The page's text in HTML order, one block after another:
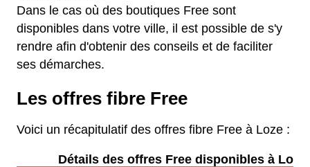
Dans le cas où des boutiques Free sont
disponibles dans votre ville, il est possible de s'y
rendre afin d'obtenir des conseils et de faciliter
ses démarches.
Les offres fibre Free
Voici un récapitulatif des offres fibre Free à Loze :
Détails des offres Free disponibles à Loze